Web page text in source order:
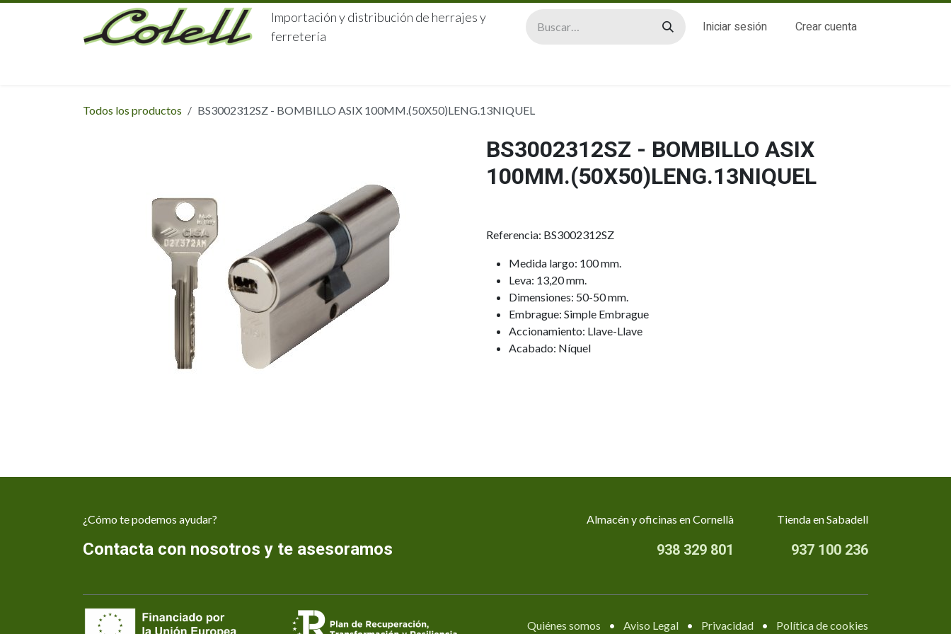
Ir al contenido
Importación y distribución de herrajes y
ferretería
Iniciar sesión Crear cuenta
Todos los productos BS3002312SZ - BOMBILLO ASIX 100MM.(50X50)LENG.13NIQUEL
BS3002312SZ - BOMBILLO ASIX
100MM.(50X50)LENG.13NIQUEL
Referencia: BS3002312SZ
Medida largo: 100 mm.
Leva: 13,20 mm.
Dimensiones: 50-50 mm.
Embrague: Simple Embrague
Accionamiento: Llave-Llave
Acabado: Níquel
¿Cómo te podemos ayudar?
Contacta con nosotros y te asesoramos
Almacén y oficinas en Cornellà
938 329 801
Tienda en Sabadell
937 100 236
Quiénes somos • Aviso Legal • Privacidad • Política de cookies